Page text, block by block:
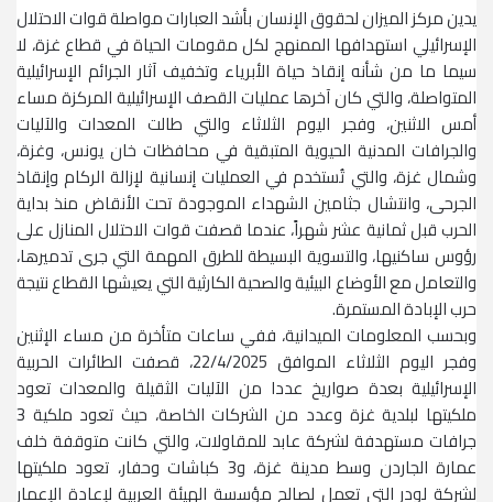
يدين مركز الميزان لحقوق الإنسان بأشد العبارات مواصلة قوات الاحتلال
الإسرائيلي استهدافها الممنهج لكل مقومات الحياة في قطاع غزة، لا
سيما ما من شأنه إنقاذ حياة الأبرياء وتخفيف آثار الجرائم الإسرائيلية
المتواصلة، والتي كان آخرها عمليات القصف الإسرائيلية المركزة مساء
أمس الاثنين، وفجر اليوم الثلاثاء والتي طالت المعدات والآليات
والجرافات المدنية الحيوية المتبقية في محافظات خان يونس، وغزة،
وشمال غزة، والتي تُستخدم في العمليات إنسانية لإزالة الركام وإنقاذ
الجرحى، وانتشال جثامين الشهداء الموجودة تحت الأنقاض منذ بداية
الحرب قبل ثمانية عشر شهراً، عندما قصفت قوات الاحتلال المنازل على
رؤوس ساكنيها، والتسوية البسيطة للطرق المهمة التي جرى تدميرها،
والتعامل مع الأوضاع البيئية والصحية الكارثية التي يعيشها القطاع نتيجة
حرب الإبادة المستمرة.
وبحسب المعلومات الميدانية، ففي ساعات متأخرة من مساء الإثنين
وفجر اليوم الثلاثاء الموافق 22/4/2025، قصفت الطائرات الحربية
الإسرائيلية بعدة صواريخ عددا من الآليات الثقيلة والمعدات تعود
ملكيتها لبلدية غزة وعدد من الشركات الخاصة، حيث تعود ملكية 3
جرافات مستهدفة لشركة عابد للمقاولات، والتي كانت متوقفة خلف
عمارة الجاردن وسط مدينة غزة، و3 كباشات وحفار، تعود ملكيتها
لشركة لودر التي تعمل لصالح مؤسسة الهيئة العربية لإعادة الإعمار